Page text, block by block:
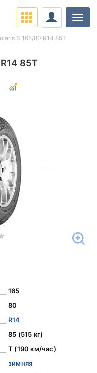
85T
165
80
R14
85 (515 кг)
T (190 км/час)
зимняя
3 165/80 R14 85T